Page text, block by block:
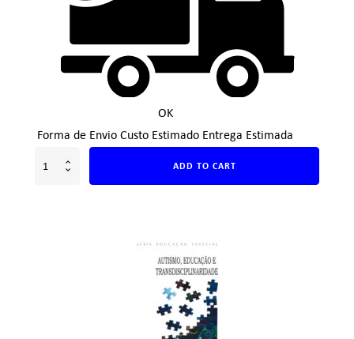
OK
Forma de Envio Custo Estimado Entrega Estimada
ADD TO CART